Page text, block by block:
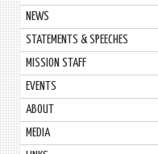
NEWS
STATEMENTS & SPEECHES
MISSION STAFF
EVENTS
ABOUT
MEDIA